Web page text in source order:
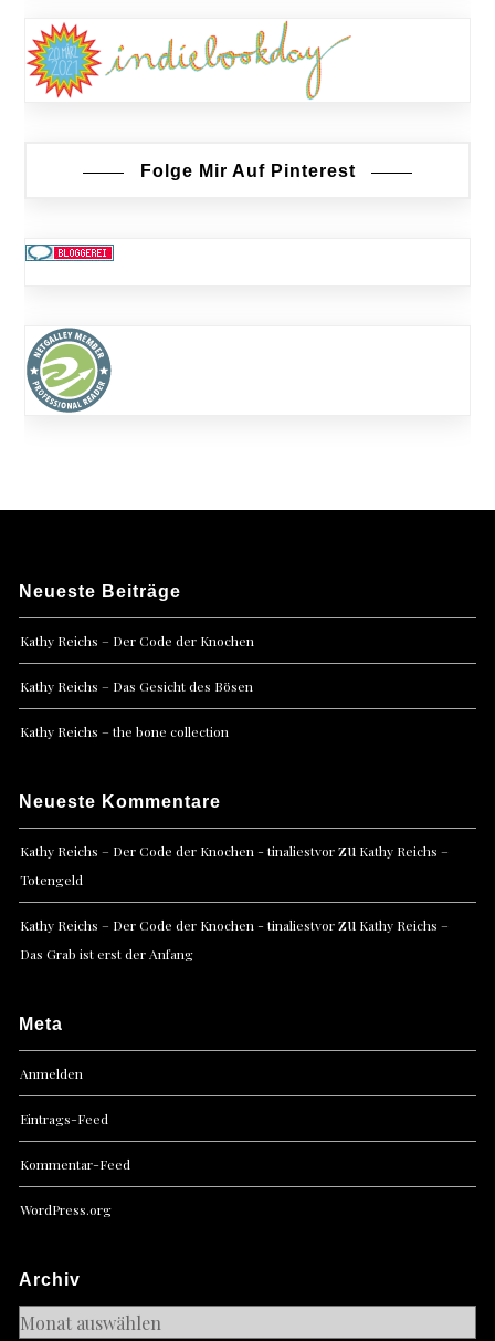
Folge Mir Auf Pinterest
Neueste Beiträge
Kathy Reichs – Der Code der Knochen
Kathy Reichs – Das Gesicht des Bösen
Kathy Reichs – the bone collection
Neueste Kommentare
Kathy Reichs – Der Code der Knochen - tinaliestvorzu Kathy Reichs –
Totengeld
Kathy Reichs – Der Code der Knochen - tinaliestvorzu Kathy Reichs –
Das Grab ist erst der Anfang
Meta
Anmelden
Eintrags-Feed
Kommentar-Feed
WordPress.org
Archiv
Archiv